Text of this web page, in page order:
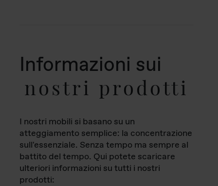
Informazioni sui
nostri prodotti
I nostri mobili si basano su un
atteggiamento semplice: la concentrazione
sull'essenziale. Senza tempo ma sempre al
battito del tempo. Qui potete scaricare
ulteriori informazioni su tutti i nostri
prodotti: